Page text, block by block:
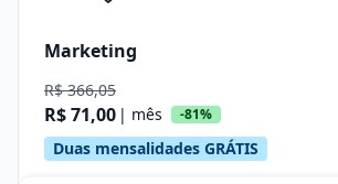
Marketing
R$ 366,05
R$ 71,00 | mês -81%
Duas mensalidades GRÁTIS